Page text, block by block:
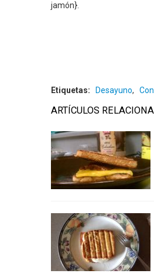
jamón}.
Etiquetas: Desayuno,
ARTÍCULOS